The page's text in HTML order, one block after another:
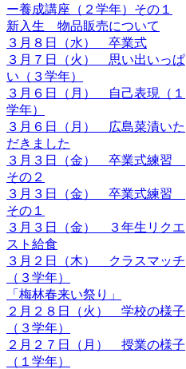
ー養成講座（２学年）その１
新入生 物品販売について
３月８日（水） 卒業式
３月７日（火） 思い出いっぱ
い（３学年）
３月６日（月） 自己表現（１
学年）
３月６日（月） 広島菜漬いた
だきました
３月３日（金） 卒業式練習
その２
３月３日（金） 卒業式練習
その１
３月３日（金） ３年生リクエ
スト給食
３月２日（木） クラスマッチ
（３学年）
「梅林春来い祭り」
２月２８日（火） 学校の様子
（３学年）
２月２７日（月） 授業の様子
（１学年）